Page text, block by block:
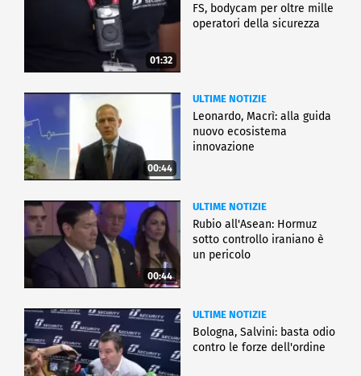
01:32
FS, bodycam per oltre mille
operatori della sicurezza
00:44
ULTIME NOTIZIE
Leonardo, Macrì: alla guida
nuovo ecosistema
innovazione
00:44
ULTIME NOTIZIE
Rubio all'Asean: Hormuz
sotto controllo iraniano è
un pericolo
ULTIME NOTIZIE
Bologna, Salvini: basta odio
contro le forze dell'ordine